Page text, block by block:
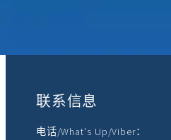
联系信息
电话/What's Up/Viber：